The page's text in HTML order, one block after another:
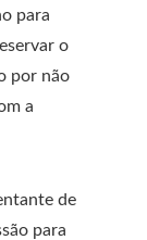
para
o
por não
a
de
para